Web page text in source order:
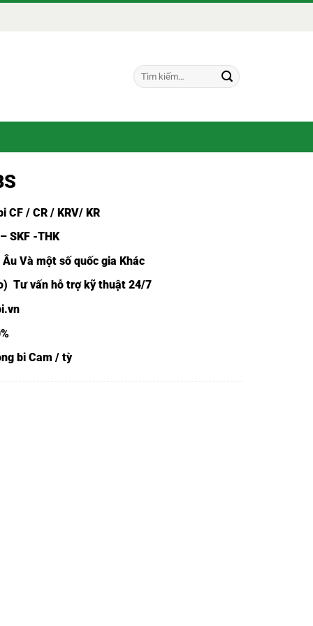
Tìm
kiếm:
CF / CR / KRV/ KR
SKF -THK
Và một số quốc gia Khác
Tư vấn hỗ trợ kỹ thuật 24/7
bi Cam / tỳ